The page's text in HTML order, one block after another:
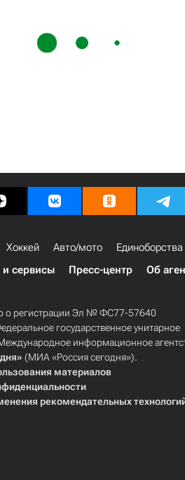
Хоккей Авто/мото Единоборства
сервисы Пресс-центр Об
о регистрации Эл № ФС77-57640
государственное унитарное
информационное
(МИА «Россия сегодня»).
материалов
рекомендательных